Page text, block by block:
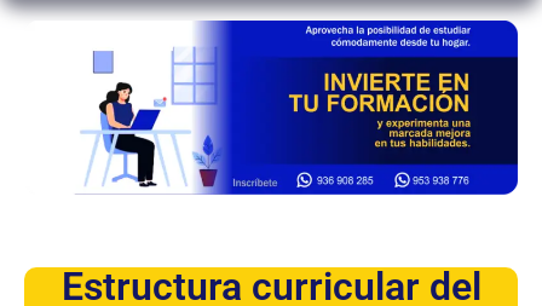
Estructura curricular del